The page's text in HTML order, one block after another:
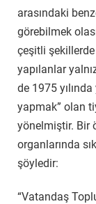
arasındaki
görebilmek
çeşitli
yapılanlar
de 1975
yapmak” olan
yönelmiştir. Bir
organlarında
şöyledir:
“Vatandaş